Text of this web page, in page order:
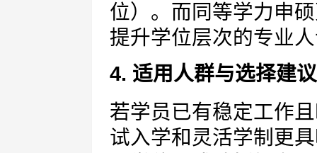
位）。而同等学力申
提升学位层次的专业
4. 适用人群与选择建议
若学员已有稳定工作
试入学和灵活学制更